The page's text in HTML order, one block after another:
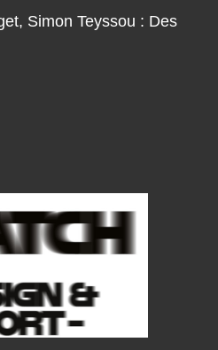
Simon Teyssou : Des